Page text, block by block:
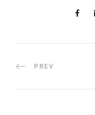
PREV